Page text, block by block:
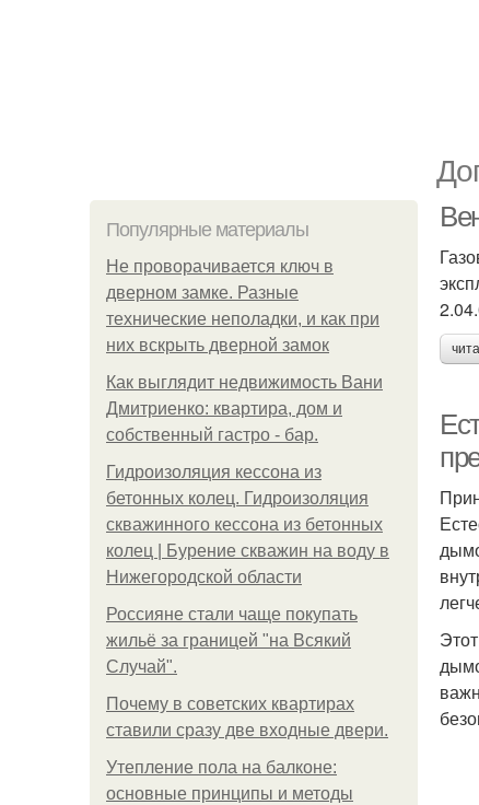
Популярные материалы
Не проворачивается ключ в
дверном замке. Разные
технические неполадки, и как при
них вскрыть дверной замок
Как выглядит недвижимость Вани
Дмитриенко: квартира, дом и
собственный гастро - бар.
Гидроизоляция кессона из
бетонных колец. Гидроизоляция
скважинного кессона из бетонных
колец | Бурение скважин на воду в
Нижегородской области
Россияне стали чаще покупать
жильё за границей "на Всякий
Случай".
Почему в советских квартирах
ставили сразу две входные двери.
Утепление пола на балконе:
основные принципы и методы